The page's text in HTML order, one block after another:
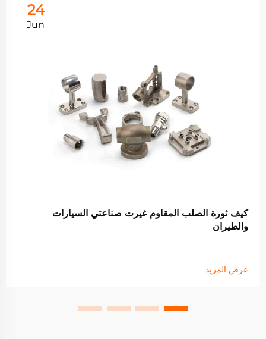
24
Jun
كيف ثورة الصلب المقاوم غيرت صناعتي السيارات
والطيران
عرض المزيد